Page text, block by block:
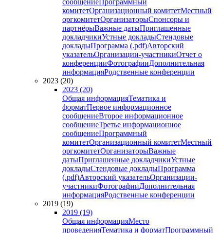
сообщениеПрограммный
комитетОрганизационный комитетМестный
оргкомитетОрганизаторыСпонсоры и
партнёрыВажные датыПриглашенные
докладчикиУстные докладыСтендовые
докладыПрограмма (.pdf)Авторский
указательОрганизации-участникиОтчет о
конференцииФотографииДополнительная
информацияРодственные конференции
2023 (20)
2023 (20)
Общая информацияТематика и
форматПервое информационное
сообщениеВторое информационное
сообщениеТретье информационное
сообщениеПрограммный
комитетОрганизационный комитетМестный
оргкомитетОрганизаторыВажные
датыПриглашенные докладчикиУстные
докладыСтендовые докладыПрограмма
(.pdf)Авторский указательОрганизации-
участникиФотографииДополнительная
информацияРодственные конференции
2019 (19)
2019 (19)
Общая информацияМесто
проведенияТематика и форматПрограммный